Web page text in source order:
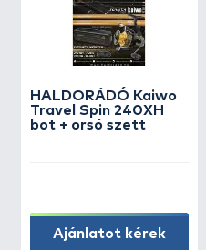
HALDORÁDÓ Kaiwo
Travel Spin 240XH
bot + orsó szett
Ajánlatot kérek